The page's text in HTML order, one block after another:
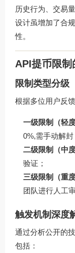
历史行为、交易
设计虽增加了合
性。
API提币限制
限制类型分级
根据多位用户反
一级限制（轻度
0%,需手动解封
二级限制（中度
验证；
三级限制（重度
团队进行人工审
触发机制深度
通过分析公开的
包括：